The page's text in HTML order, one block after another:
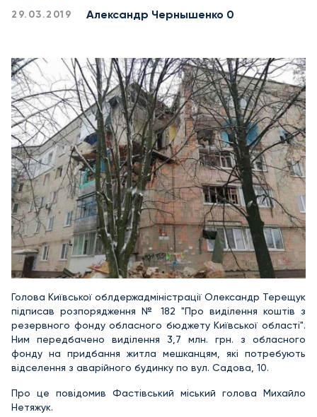
29.03.2019 Александр Чернышенко 0
Голова Київської облдержадміністрації Олександр Терещук
підписав розпорядження № 182 "Про виділення коштів з
резервного фонду обласного бюджету Київської області".
Ним передбачено виділення 3,7 млн. грн. з обласного
фонду на придбання житла мешканцям, які потребують
відселення з аварійного будинку по вул. Садова, 10.
Про це повідомив Фастівський міський голова Михайло
Нетяжук.